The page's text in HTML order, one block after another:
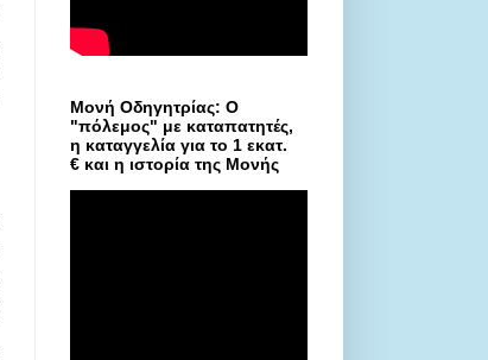
Μονή Οδηγητρίας: Ο
"πόλεμος" με καταπατητές,
η καταγγελία για το 1 εκατ.
€ και η ιστορία της Μονής